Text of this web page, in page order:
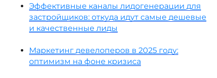
Эффективные каналы лидогенерации для
застройщиков: откуда идут самые дешевые
и качественные лиды
Маркетинг девелоперов в 2025 году:
оптимизм на фоне кризиса